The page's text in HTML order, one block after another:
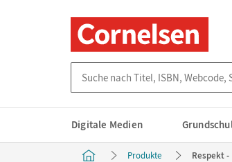
Digitale Medien
Produkte Respekt